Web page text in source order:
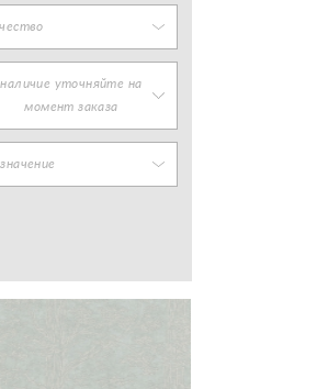
наличие уточняйте на
момент заказа